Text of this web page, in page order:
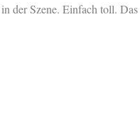
der Szene. Einfach toll. Das